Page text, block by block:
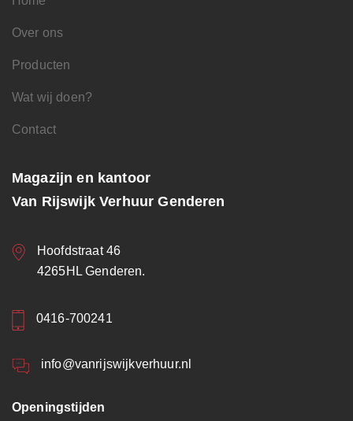
Over ons
Producten
Wat wij doen?
Contact
Magazijn en kantoor
Van Rijswijk Verhuur Genderen
Hoofdstraat 46
4265HL Genderen.
0416-700241
info@vanrijswijkverhuur.nl
Openingstijden